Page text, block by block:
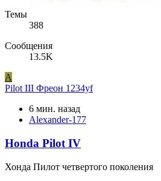
Темы
388
Сообщения
13.5K
A
Pilot III Фреон 1234yf
6 мин. назад
Alexander-177
Honda Pilot IV
Хонда Пилот четвертого поколения